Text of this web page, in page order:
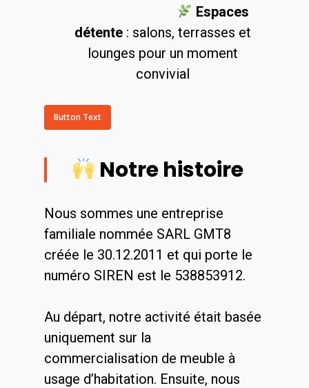
Espaces
détente : salons, terrasses et
lounges pour un moment
convivial
Button Text
Notre histoire
Nous sommes une entreprise
familiale nommée SARL GMT8
créée le 30.12.2011 et qui porte le
numéro SIREN est le 538853912.
Au départ, notre activité était basée
uniquement sur la
commercialisation de meuble à
usage d’habitation. Ensuite, nous